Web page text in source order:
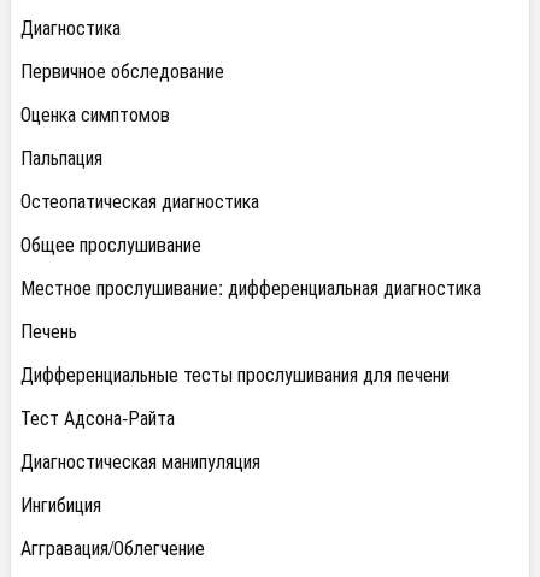
Диагностика
Первичное обследование
Оценка симптомов
Пальпация
Остеопатическая диагностика
Общее прослушивание
Местное прослушивание: дифференциальная диагностика
Печень
Дифференциальные тесты прослушивания для печени
Тест Адсона-Райта
Диагностическая манипуляция
Ингибиция
Аггравация/Облегчение